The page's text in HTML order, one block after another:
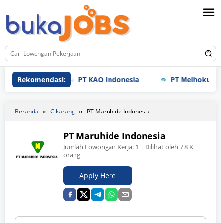
ke
konten
Rekomendasi:PT KAO Indonesia PT Meihoku
Beranda Cikarang PT Maruhide Indonesia
PT Maruhide Indonesia
Jumlah Lowongan Kerja: 1 | Dilihat oleh 7.8 K
orang
Apply Here